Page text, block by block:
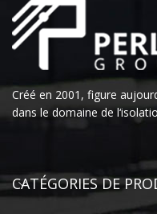
Créé en 2001, figure
dans le domaine de
CATÉGORIES DE